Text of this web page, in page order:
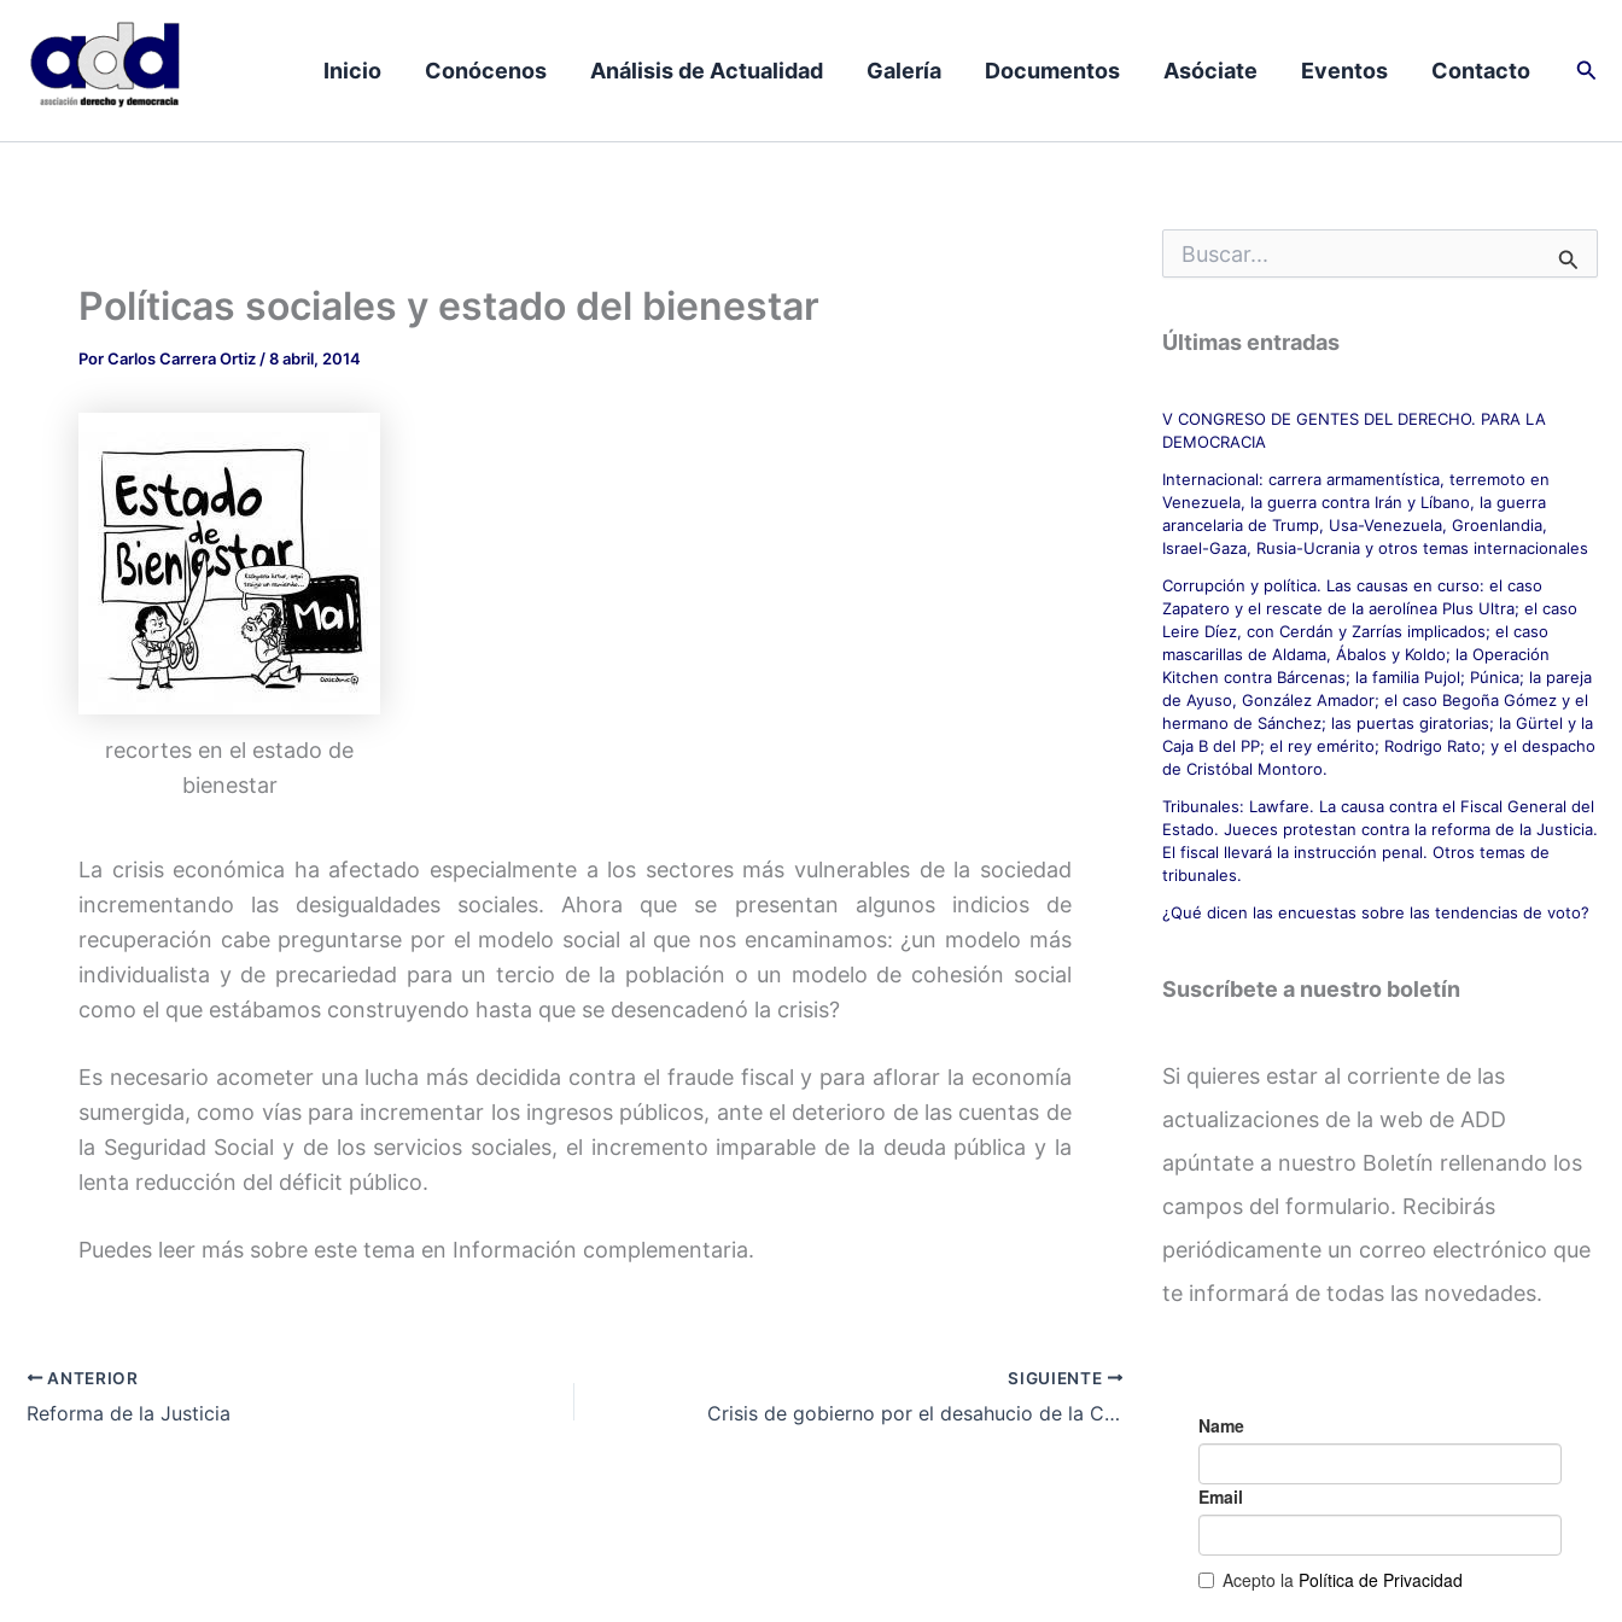
contenido
Inicio Conócenos Análisis de Actualidad Galería Documentos Asóciate Eventos Contacto
Políticas sociales y estado del bienestar
PorCarlos Carrera Ortiz /8 abril, 2014
recortes en el estado de
bienestar
La crisis económica ha afectado especialmente a los sectores más vulnerables de la sociedad
incrementando las desigualdades sociales. Ahora que se presentan algunos indicios de
recuperación cabe preguntarse por el modelo social al que nos encaminamos: ¿un modelo más
individualista y de precariedad para un tercio de la población o un modelo de cohesión social
como el que estábamos construyendo hasta que se desencadenó la crisis?
Es necesario acometer una lucha más decidida contra el fraude fiscal y para aflorar la economía
sumergida, como vías para incrementar los ingresos públicos, ante el deterioro de las cuentas de
la Seguridad Social y de los servicios sociales, el incremento imparable de la deuda pública y la
lenta reducción del déficit público.
Puedes leer más sobre este tema en Información complementaria.
ANTERIOR
Reforma de la Justicia
SIGUIENTE
Crisis de gobierno por el desahucio de la Corrala La Utopía
u
c
a
o
r
:
Últimas entradas
V CONGRESO DE GENTES DEL DERECHO. PARA LA
DEMOCRACIA
Internacional: carrera armamentística, terremoto en
Venezuela, la guerra contra Irán y Líbano, la guerra
arancelaria de Trump, Usa-Venezuela, Groenlandia,
Israel-Gaza, Rusia-Ucrania y otros temas internacionales
Corrupción y política. Las causas en curso: el caso
Zapatero y el rescate de la aerolínea Plus Ultra; el caso
Leire Díez, con Cerdán y Zarrías implicados; el caso
mascarillas de Aldama, Ábalos y Koldo; la Operación
Kitchen contra Bárcenas; la familia Pujol; Púnica; la pareja
de Ayuso, González Amador; el caso Begoña Gómez y el
hermano de Sánchez; las puertas giratorias; la Gürtel y la
Caja B del PP; el rey emérito; Rodrigo Rato; y el despacho
de Cristóbal Montoro.
Tribunales: Lawfare. La causa contra el Fiscal General del
Estado. Jueces protestan contra la reforma de la Justicia.
El fiscal llevará la instrucción penal. Otros temas de
tribunales.
¿Qué dicen las encuestas sobre las tendencias de voto?
Suscríbete a nuestro boletín
Si quieres estar al corriente de las
actualizaciones de la web de ADD
apúntate a nuestro Boletín rellenando los
campos del formulario. Recibirás
periódicamente un correo electrónico que
te informará de todas las novedades.